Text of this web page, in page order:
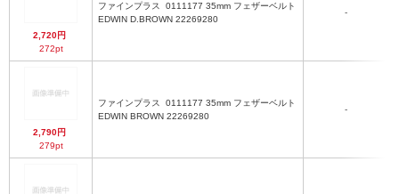
2,720円
272pt
ファインプラス
EDWIN D.BROWN 22269280
-
2,790円
279pt
ファインプラス
EDWIN BROWN 22269280
-